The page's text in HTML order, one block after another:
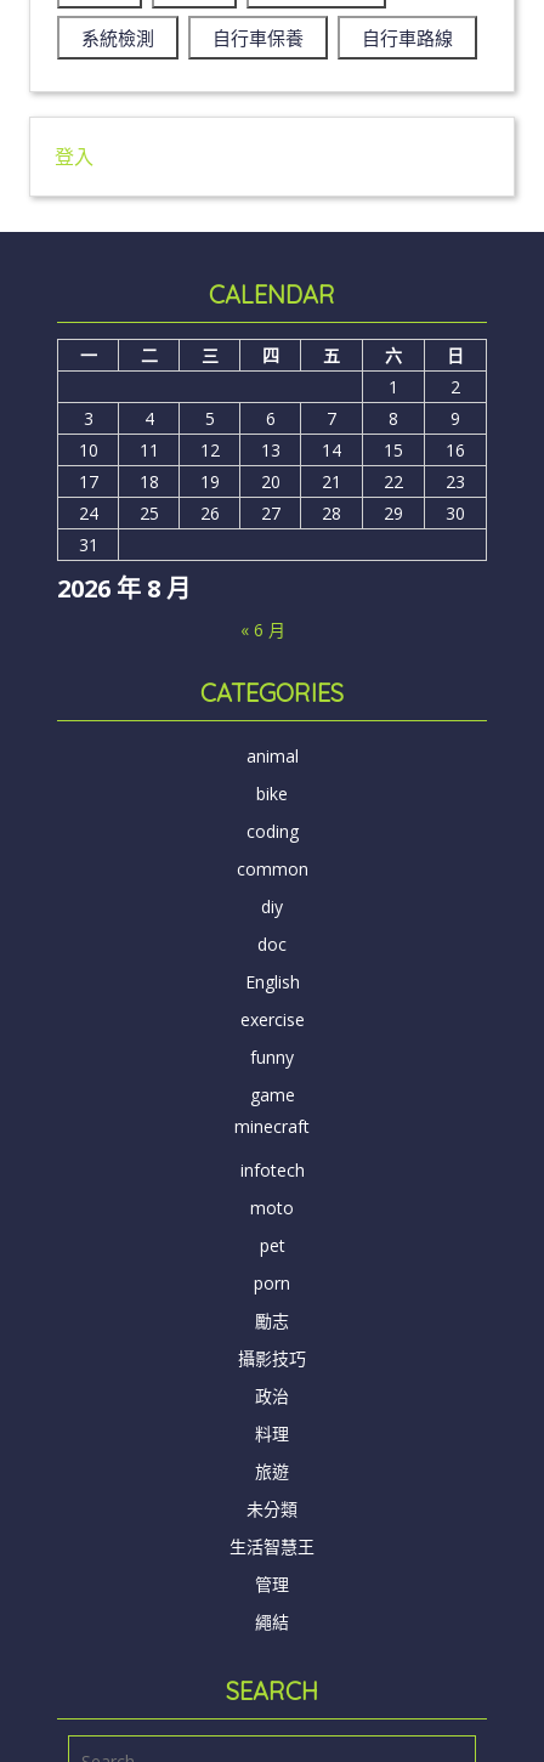
系統檢測 自行車保養 自行車路線
登入
CALENDAR
2026 年 8 月
一 二 三 四 五 六
日
1
2
3
4 5 6 7 8
9
10
11 12 13 14 15
16
17
18 19 20 21 22
23
24
25 26 27 28 29
30
31
« 6 月
CATEGORIES
animal
bike
coding
common
diy
doc
English
exercise
funny
game
minecraft
infotech
moto
pet
porn
勵志
攝影技巧
政治
料理
旅遊
未分類
生活智慧王
管理
繩結
SEARCH